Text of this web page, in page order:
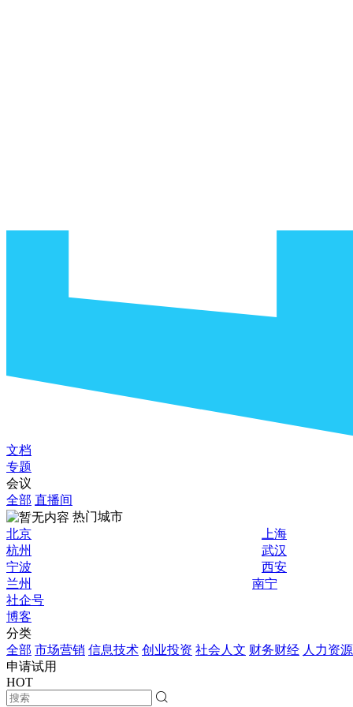
文档
专题
会议
全部 直播间
热门城市
北京
上海
杭州
武汉
宁波
西安
兰州
南宁
社企号
博客
分类
全部 市场营销 信息技术 创业投资 社会人文 财务财经 人力资源
申请试用
HOT